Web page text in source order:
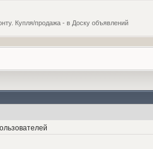
Купля/продажа - в Доску объявлений